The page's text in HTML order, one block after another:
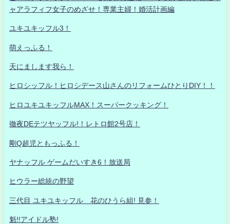
ャアラフィフ女子のめざせ！専業主婦！婚活計画編
ユキユキッフル3！
萌えっふる！
天にまします我ら！
ヒロシッフル！ヒロシデース山さんのリフォームひとりDIY！！
ヒロユキユキッフルMAX！スーパークッキング！
徹夜DEテツヤッフル!！レトロ館2号店！
剛Q超児ともっふる！
ヤナッフル ゲームだいすき6！放送局
ヒウラー総統の野望
三代目 ユキユキッフル 花のひうら組! 見参！
魁!!アイドル塾!